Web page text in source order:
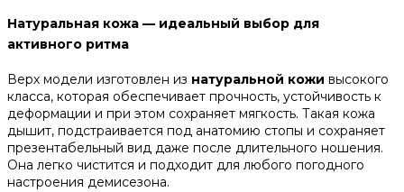
Натуральная кожа — идеальный выбор для
активного ритма
Верх модели изготовлен из натуральной кожи высокого
класса, которая обеспечивает прочность, устойчивость к
деформации и при этом сохраняет мягкость. Такая кожа
дышит, подстраивается под анатомию стопы и сохраняет
презентабельный вид даже после длительного ношения.
Она легко чистится и подходит для любого погодного
настроения демисезона.